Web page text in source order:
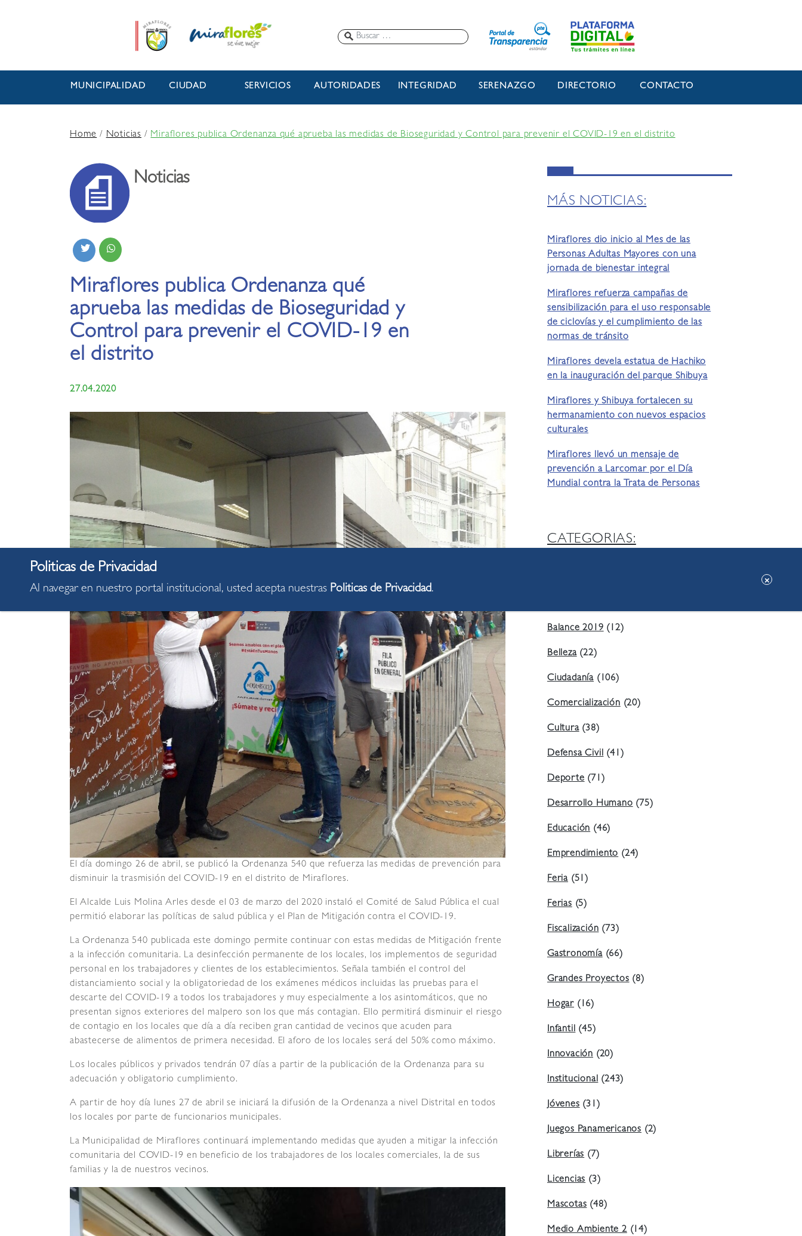
MUNICIPALIDAD CIUDAD SERVICIOS AUTORIDADES INTEGRIDAD SERENAZGO DIRECTORIO CONTACTO
Home/Noticias /Miraflores publica Ordenanza qué aprueba las medidas de Bioseguridad y Control para prevenir el COVID-19 en el distrito
Noticias
Miraflores publica Ordenanza qué
aprueba las medidas de Bioseguridad y
Control para prevenir el COVID-19 en
el distrito
27.04.2020
El día domingo 26 de abril, se publicó la Ordenanza 540 que refuerza las medidas de prevención para
disminuir la trasmisión del COVID-19 en el distrito de Miraflores.
El Alcalde Luis Molina Arles desde el 03 de marzo del 2020 instaló el Comité de Salud Pública el cual
permitió elaborar las políticas de salud pública y el Plan de Mitigación contra el COVID-19.
La Ordenanza 540 publicada este domingo permite continuar con estas medidas de Mitigación frente
a la infección comunitaria. La desinfección permanente de los locales, los implementos de seguridad
personal en los trabajadores y clientes de los establecimientos. Señala también el control del
distanciamiento social y la obligatoriedad de los exámenes médicos incluidas las pruebas para el
descarte del COVID-19 a todos los trabajadores y muy especialmente a los asintomáticos, que no
presentan signos exteriores del malpero son los que más contagian. Ello permitirá disminuir el riesgo
de contagio en los locales que día a día reciben gran cantidad de vecinos que acuden para
abastecerse de alimentos de primera necesidad. El aforo de los locales será del 50% como máximo.
Los locales públicos y privados tendrán 07 días a partir de la publicación de la Ordenanza para su
adecuación y obligatorio cumplimiento.
A partir de hoy día lunes 27 de abril se iniciará la difusión de la Ordenanza a nivel Distrital en todos
los locales por parte de funcionarios municipales.
La Municipalidad de Miraflores continuará implementando medidas que ayuden a mitigar la infección
comunitaria del COVID-19 en beneficio de los trabajadores de los locales comerciales, la de sus
familias y la de nuestros vecinos.
MÁS NOTICIAS:
Miraflores dio inicio al Mes de las
Personas Adultas Mayores con una
jornada de bienestar integral
Miraflores refuerza campañas de
sensibilización para el uso responsable
de ciclovías y el cumplimiento de las
normas de tránsito
Miraflores devela estatua de Hachiko
en la inauguración del parque Shibuya
Miraflores y Shibuya fortalecen su
hermanamiento con nuevos espacios
culturales
Miraflores llevó un mensaje de
prevención a Larcomar por el Día
Mundial contra la Trata de Personas
CATEGORIAS:
Balance 2019(12)
Belleza(22)
Ciudadanía (106)
Comercialización(20)
Cultura(38)
Defensa Civil(41)
Deporte(71)
Desarrollo Humano(75)
Educación(46)
Emprendimiento(24)
Feria (51)
Ferias(5)
Fiscalización(73)
Gastronomía(66)
Grandes Proyectos(8)
Hogar (16)
Infantil(45)
Innovación (20)
Institucional(243)
Jóvenes(31)
Juegos Panamericanos (2)
Librerías(7)
Licencias(3)
Mascotas(48)
Medio Ambiente 2(14)
Al navegar en nuestro portal institucional, usted acepta nuestras Politicas de Privacidad.